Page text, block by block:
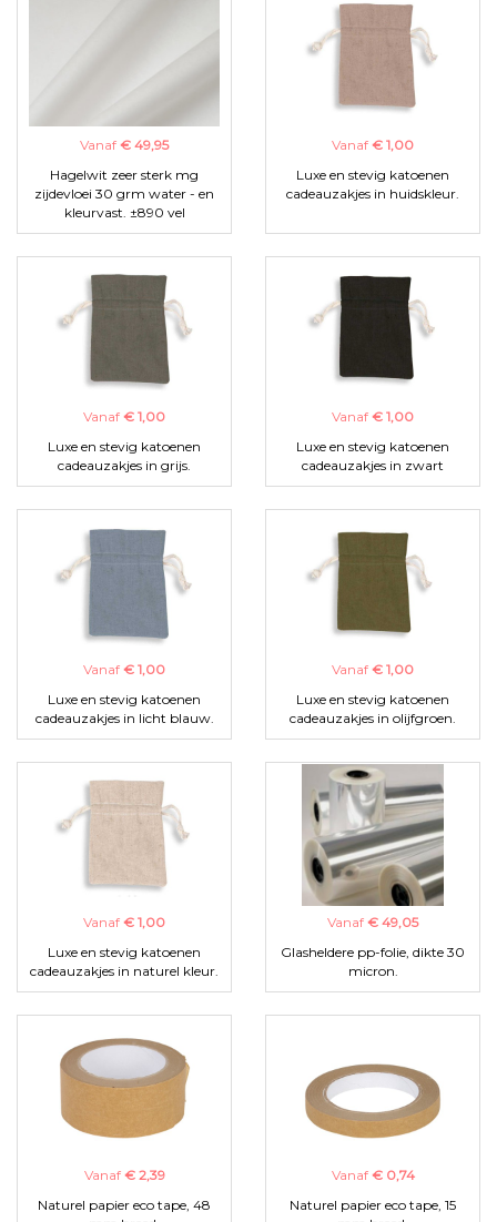
Vanaf € 49,95
Hagelwit zeer sterk mg
zijdevloei 30 grm water - en
kleurvast. ±890 vel
Vanaf € 1,00
Luxe en stevig katoenen
cadeauzakjes in huidskleur.
Vanaf € 1,00
Luxe en stevig katoenen
cadeauzakjes in grijs.
Vanaf € 1,00
Luxe en stevig katoenen
cadeauzakjes in zwart
Vanaf € 1,00
Luxe en stevig katoenen
cadeauzakjes in licht blauw.
Vanaf € 1,00
Luxe en stevig katoenen
cadeauzakjes in olijfgroen.
Vanaf € 1,00
Luxe en stevig katoenen
cadeauzakjes in naturel kleur.
Vanaf € 49,05
Glasheldere pp-folie, dikte 30
micron.
Vanaf € 2,39
Naturel papier eco tape, 48
Vanaf € 0,74
Naturel papier eco tape, 15